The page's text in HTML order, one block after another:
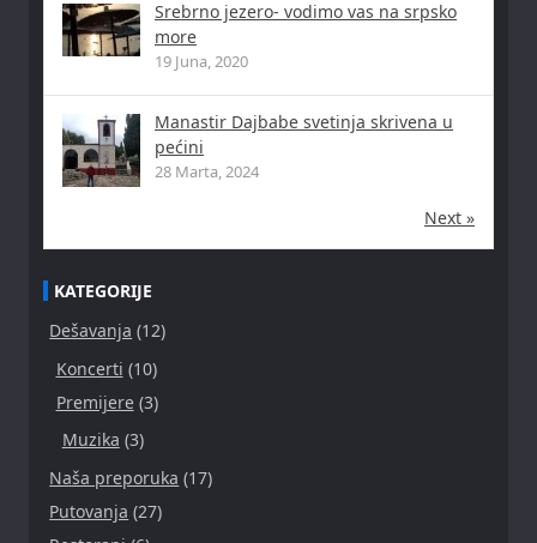
Srebrno jezero- vodimo vas na srpsko
more
19 Juna, 2020
Manastir Dajbabe svetinja skrivena u
pećini
28 Marta, 2024
Next »
KATEGORIJE
Dešavanja (12)
Koncerti (10)
Premijere(3)
Muzika (3)
Naša preporuka (17)
Putovanja (27)